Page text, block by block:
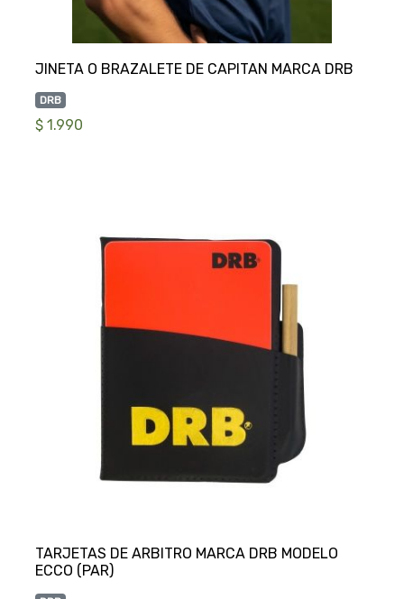
DRB
$ 1.990
TARJETAS DE ARBITRO MARCA DRB MODELO